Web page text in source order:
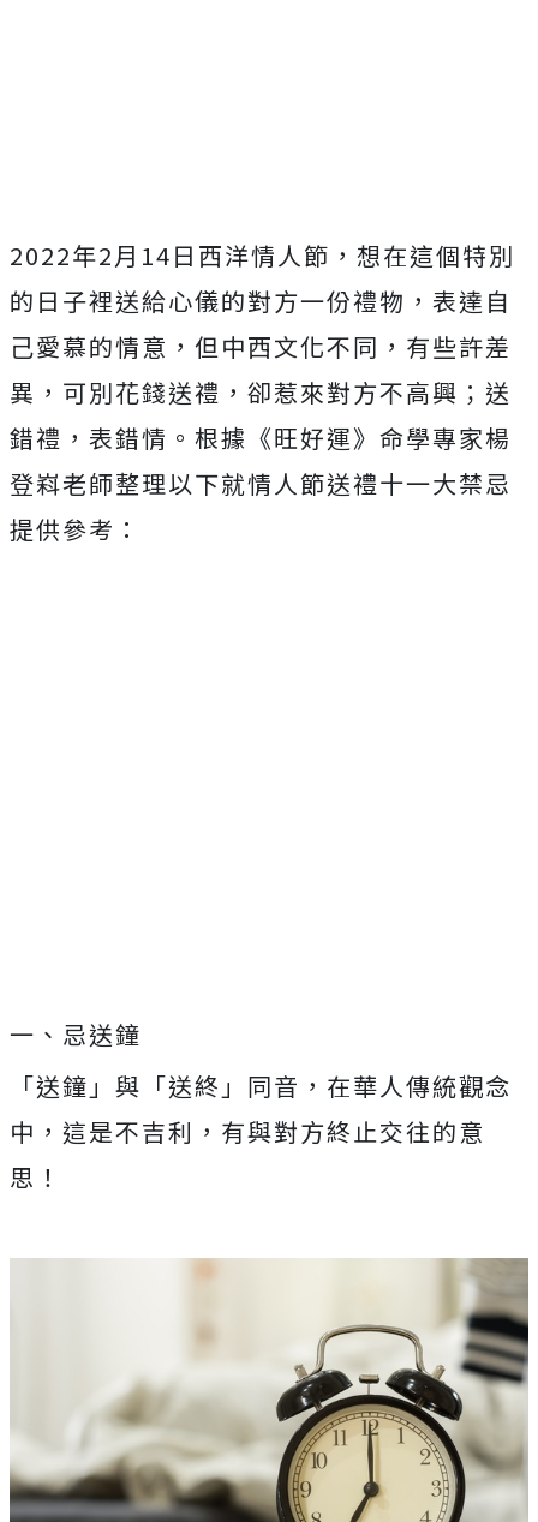
2022年2月14日西洋情人節，想在這個特別
的日子裡送給心儀的對方一份禮物，表達自
己愛慕的情意，但中西文化不同，有些許差
異，可別花錢送禮，卻惹來對方不高興；送
錯禮，表錯情。根據《旺好運》命學專家楊
登嵙老師整理以下就情人節送禮十一大禁忌
提供參考：
一、忌送鐘
「送鐘」與「送終」同音，在華人傳統觀念
中，這是不吉利，有與對方終止交往的意
思！